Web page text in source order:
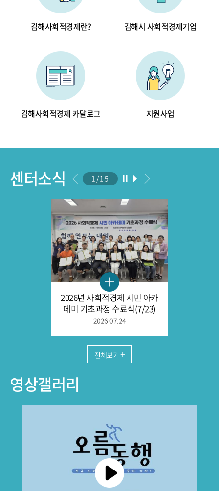
김해사회적경제란? 김해시 사회적경제기업
김해사회적경제 카달로그 지원사업
센터소식 1 /15
2026년 사회적경제 시민 아카
데미 기초과정 수료식(7/23)
2026.07.24
사회적경제와 가치 줍깅
(7/21)
2026.07.22
전체보기
영상갤러리